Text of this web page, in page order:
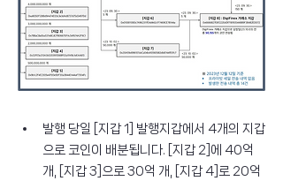
발행 당일 [지갑 1] 발행지갑에서 4개의 지갑
으로 코인이 배분됩니다. [지갑 2]에 40억
개, [지갑 3]으로 30억 개, [지갑 4]로 20억